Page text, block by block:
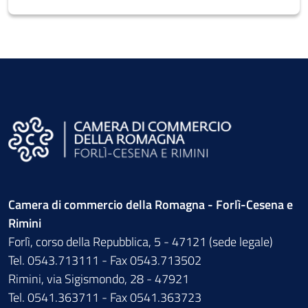
Camera di commercio della Romagna - Forlì-Cesena e
Rimini
Forlì, corso della Repubblica, 5 - 47121 (sede legale)
Tel. 0543.713111 - Fax 0543.713502
Rimini, via Sigismondo, 28 - 47921
Tel. 0541.363711 - Fax 0541.363723